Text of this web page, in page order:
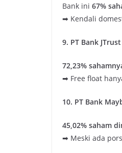
Bank ini 67%
➡ Kendali
9. PT Bank
72,23%
➡ Free float
10. PT Bank
45,02% saham
➡ Meski ada